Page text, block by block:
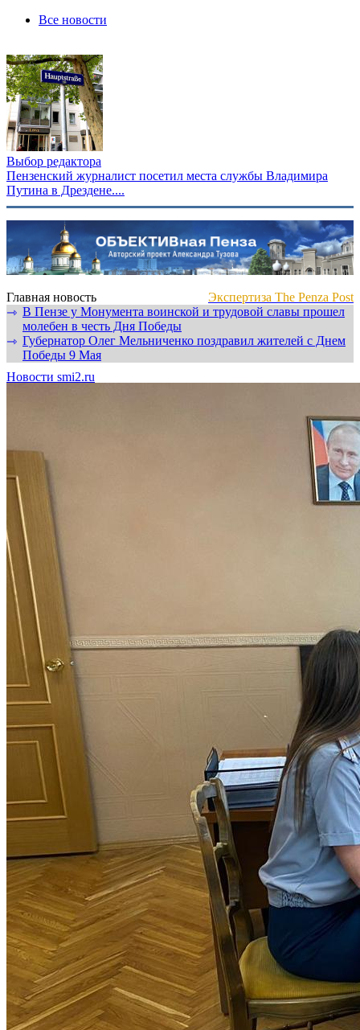
Все новости
Выбор редактора
Пензенский журналист посетил места службы Владимира
Путина в Дрездене....
Главная новость
Экспертиза The Penza Post
⇾ В Пензе у Монумента воинской и трудовой славы прошел
молебен в честь Дня Победы
⇾ Губернатор Олег Мельниченко поздравил жителей с Днем
Победы 9 Мая
Новости smi2.ru